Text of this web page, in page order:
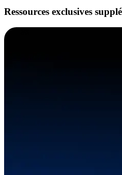
Ressources exclusives